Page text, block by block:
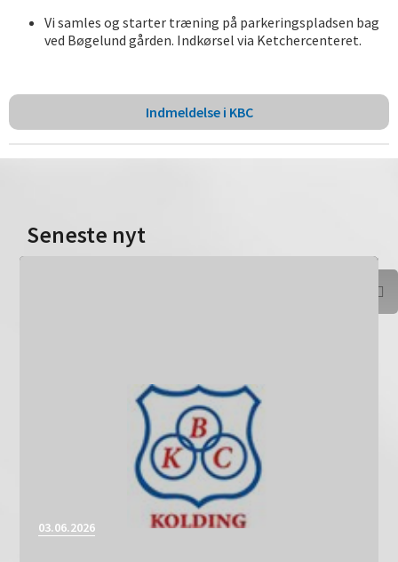
Vi samles og starter træning på parkeringspladsen bag
ved Bøgelund gården. Indkørsel via Ketchercenteret.
Indmeldelse i KBC
Seneste nyt
03.06.2026